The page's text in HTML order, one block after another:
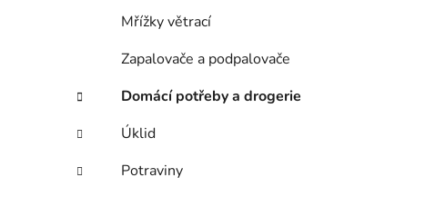
Mřížky větrací
Zapalovače a podpalovače
Domácí potřeby a drogerie
Úklid
Potraviny